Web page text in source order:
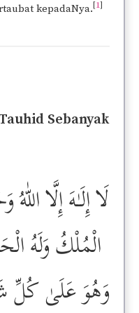
kepadaNya. 1
Sebanyak
لَا إِلَـٰهَ إِلَّا
الْمُلْكُ وَلَهُ
وَهُوَ عَلَىٰ كُلِّ